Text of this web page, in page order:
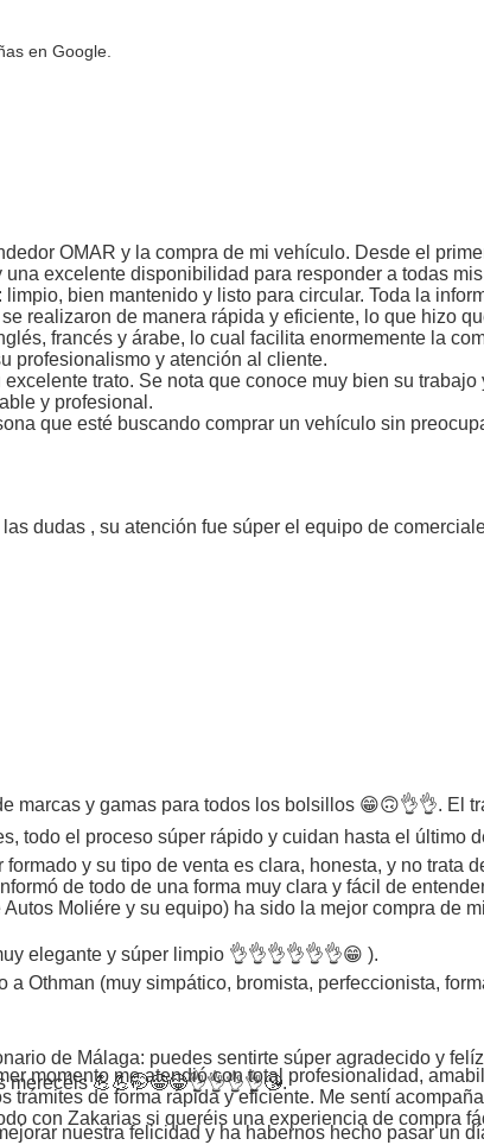
en Google.
OMAR y la compra de mi vehículo. Desde el
excelente disponibilidad para responder a todas
bien mantenido y listo para circular. Toda la
realizaron de manera rápida y eficiente, lo que hizo
francés y árabe, lo cual facilita enormemente la
profesionalismo y atención al cliente.
trato. Se nota que conoce muy bien su
y profesional.
que esté buscando comprar un vehículo sin
dudas , su atención fue súper el equipo de
marcas y gamas para todos los bolsillos 😁🙃👌👌. El
todo el proceso súper rápido y cuidan hasta el
y su tipo de venta es clara, honesta, y no trata
de todo de una forma muy clara y fácil de
Moliére y su equipo) ha sido la mejor compra de
elegante y súper limpio 👌👌👌👌👌👌😁 ).
Othman (muy simpático, bromista, perfeccionista,
de Málaga: puedes sentirte súper agradecido y
merecéis 💪💪🤭😁😁👌👌👌👌😘.
nuestra felicidad y ha habernos hecho pasar un
momento me atendió con total profesionalidad,
de forma rápida y eficiente. Me sentí
con Zakarias si queréis una experiencia de compra